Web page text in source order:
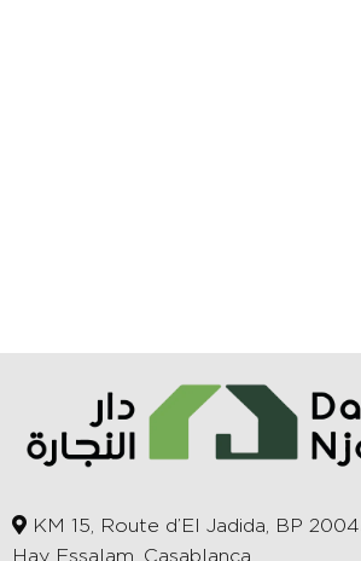
KM 15, Route d’El Jadida, BP
Hay Essalam, Casablanca